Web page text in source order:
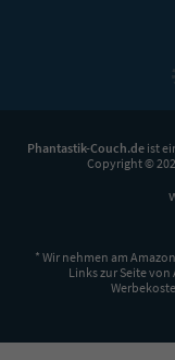
Phantastik-Couch.deist
Copyright ©
* Wir nehmen am
Links zur Seite